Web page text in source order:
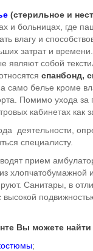
(стерильное и
и больницах, где
влагу и
затрат и
являют собой
спанбонд,
само белье кроме
Помимо ухода за
кабинетах как
деятельности,
специалисту.
прием
из хлопчатобумажной
Санитары, в
высокой
Вы можете найти
;